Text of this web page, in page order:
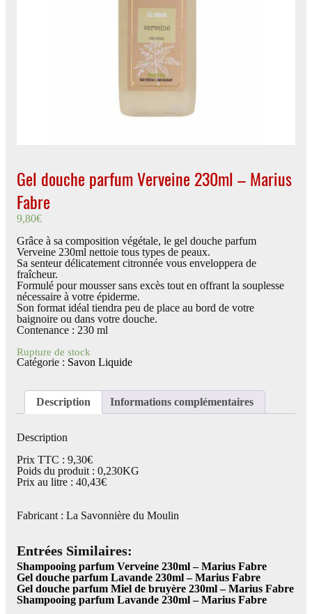
Gel douche parfum Verveine 230ml – Marius
Fabre
9,80€
Grâce à sa composition végétale, le gel douche parfum
Verveine 230ml nettoie tous types de peaux.
Sa senteur délicatement citronnée vous enveloppera de
fraîcheur.
Formulé pour mousser sans excès tout en offrant la souplesse
nécessaire à votre épiderme.
Son format idéal tiendra peu de place au bord de votre
baignoire ou dans votre douche.
Contenance : 230 ml
Rupture de stock
Catégorie : Savon Liquide
Description Informations complémentaires
Description
Prix TTC : 9,30€
Poids du produit : 0,230KG
Prix au litre : 40,43€
Fabricant : La Savonnière du Moulin
Entrées Similaires:
Shampooing parfum Verveine 230ml – Marius Fabre
Gel douche parfum Lavande 230ml – Marius Fabre
Gel douche parfum Miel de bruyère 230ml – Marius Fabre
Shampooing parfum Lavande 230ml – Marius Fabre